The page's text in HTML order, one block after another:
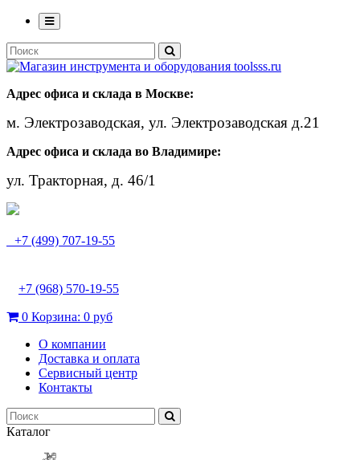
Адрес офиса и склада в Москве:
м. Электрозаводская, ул. Электрозаводская д.21
Адрес офиса и склада во Владимире:
ул. Тракторная, д. 46/1
+7 (499) 707-19-55
+7 (968) 570-19-55
0 Корзина: 0 руб
О компании
Доставка и оплата
Сервисный центр
Контакты
Каталог